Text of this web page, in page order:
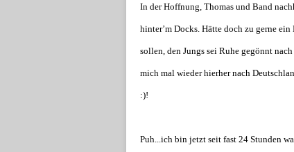
In der Hoffnung, Thomas und Band
hinter’m Docks. Hätte doch zu gerne
sollen, den Jungs sei Ruhe gegönnt
mich mal wieder hierher nach
:)!
Puh...ich bin jetzt seit fast 24 Stunden